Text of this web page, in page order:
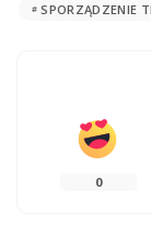
SPORZĄDZENIE
0